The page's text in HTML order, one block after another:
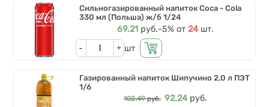
Сильногазированный напиток Coca - Cola
330 мл (Польша) ж/б 1/24
Цена
69.21 руб.Скидки от количества
-5%от 24 шт.
Кол-во
шт
Газированный напиток Шипучино 2,0 л ПЭТ
1/6
Цена
102.49 руб. 92.24 руб.